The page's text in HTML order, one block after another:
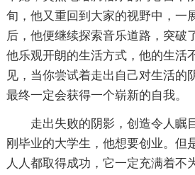
旬，他又重回到大家的视野中，一
后，他便继续探索音乐道路，突破
他乐观开朗的生活方式，他的生活
见，当你尝试着走出自己对生活的
最终一定会获得一个崭新的自我。
走出失败的阴影，创造令人瞩
刚毕业的大学生，他想要创业。但
人人都取得成功，它一定充满着不